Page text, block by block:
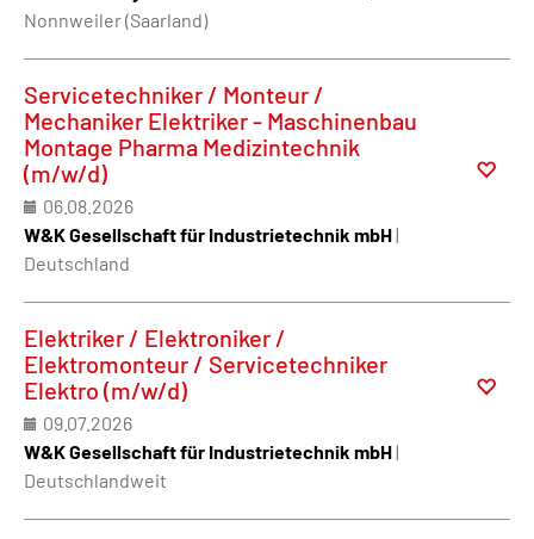
Nonnweiler (Saarland)
Servicetechniker / Monteur /
Mechaniker Elektriker - Maschinenbau
Montage Pharma Medizintechnik
(m/w/d)
06.08.2026
W&K Gesellschaft für Industrietechnik mbH|
Deutschland
Elektriker / Elektroniker /
Elektromonteur / Servicetechniker
Elektro (m/w/d)
09.07.2026
W&K Gesellschaft für Industrietechnik mbH|
Deutschlandweit